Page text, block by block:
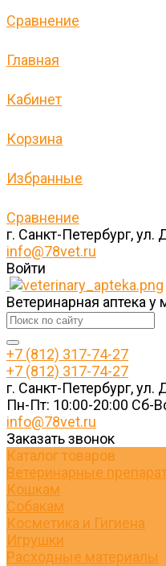
Сравнение
Главная
Кабинет
Корзина
Избранные
Сравнение
г. Санкт-Петербург, ул.
info@78vet.ru
Войти
Ветеринарная аптека
+7 (812) 317-74-27
+7 (812) 317-74-27
г. Санкт-Петербург, ул.
Пн-Пт: 10:00-20:00 Cб-
info@78vet.ru
Заказать звонок
Каталог товаров
Ветеринарные
Кошкам
Собакам
Косметика и Гигиена
Игрушки
Расходные материалы